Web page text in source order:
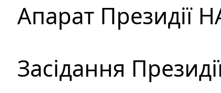
Апарат Президії
Засідання